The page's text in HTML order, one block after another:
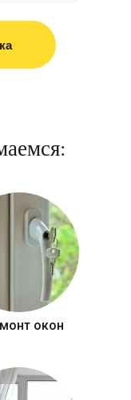
окон